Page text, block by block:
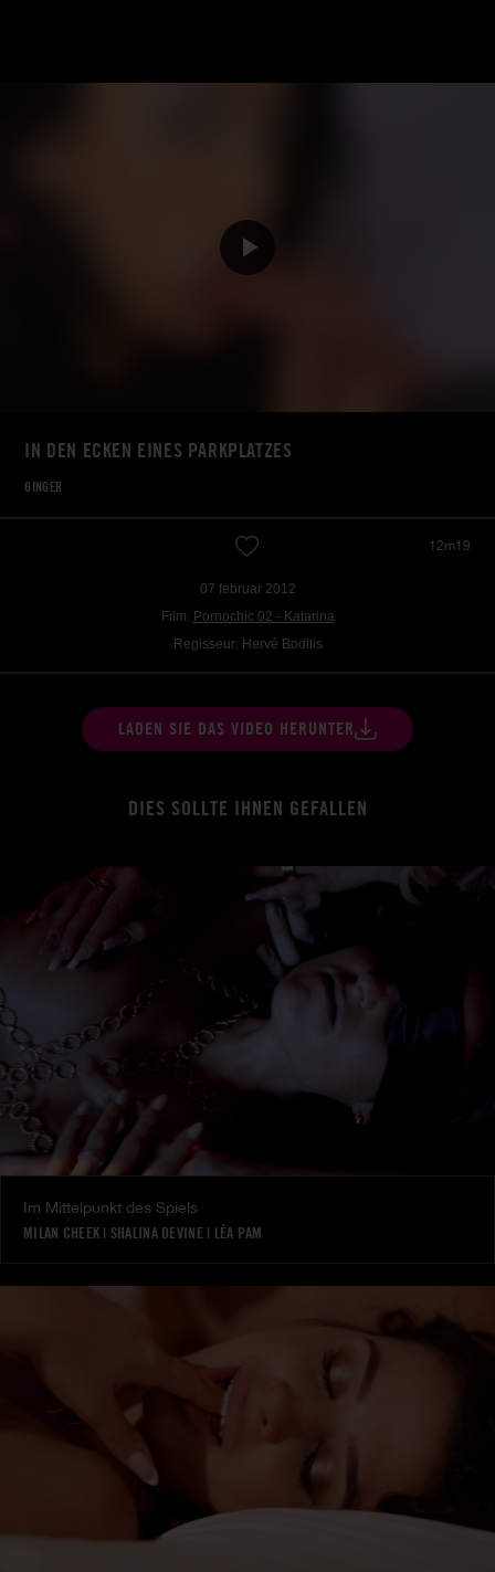
IN DEN ECKEN EINES PARKPLATZES
GINGER
12m19
07 februar 2012
Film: Pornochic 02 - Katarina
Regisseur: Hervé Bodilis
LADEN SIE DAS VIDEO HERUNTER
DIES SOLLTE IHNEN GEFALLEN
Im Mittelpunkt des Spiels
MILAN CHEEK | SHALINA DEVINE| LÉA PAM